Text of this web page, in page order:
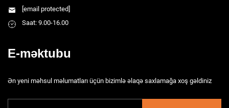
[email protected]
Saat: 9.00-16.00
E-məktubu
Ən yeni məhsul məlumatları üçün bizimlə əlaqə saxlamağa xoş gəldiniz